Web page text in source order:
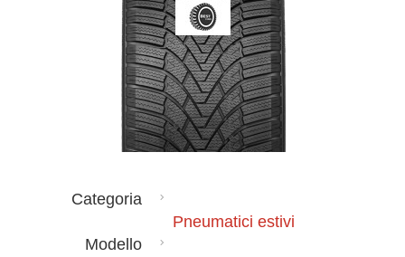
Categoria
Pneumatici estivi
Modello